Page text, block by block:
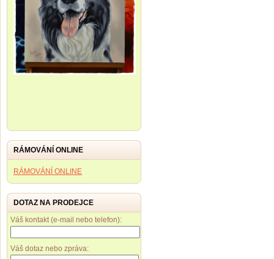
RÁMOVÁNÍ ONLINE
RÁMOVÁNÍ ONLINE
DOTAZ NA PRODEJCE
Váš kontakt (e-mail nebo telefon):
Váš dotaz nebo zpráva: